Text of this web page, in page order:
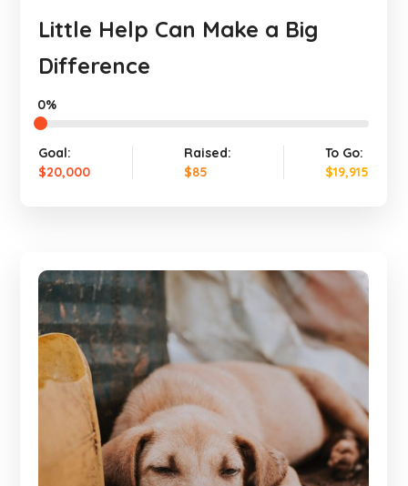
Little Help Can Make a Big
Difference
0%
Goal:
$20,000
Raised:
$85
To Go:
$19,915